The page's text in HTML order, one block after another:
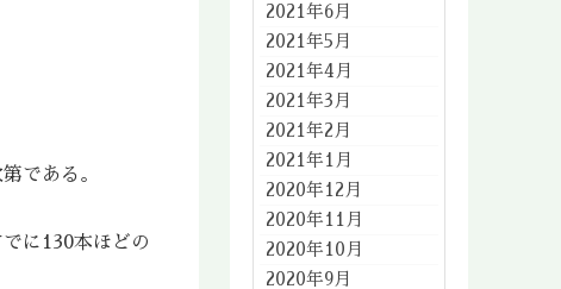
である。
に130本ほどの
2021年6月
2021年5月
2021年4月
2021年3月
2021年2月
2021年1月
2020年12月
2020年11月
2020年10月
2020年9月